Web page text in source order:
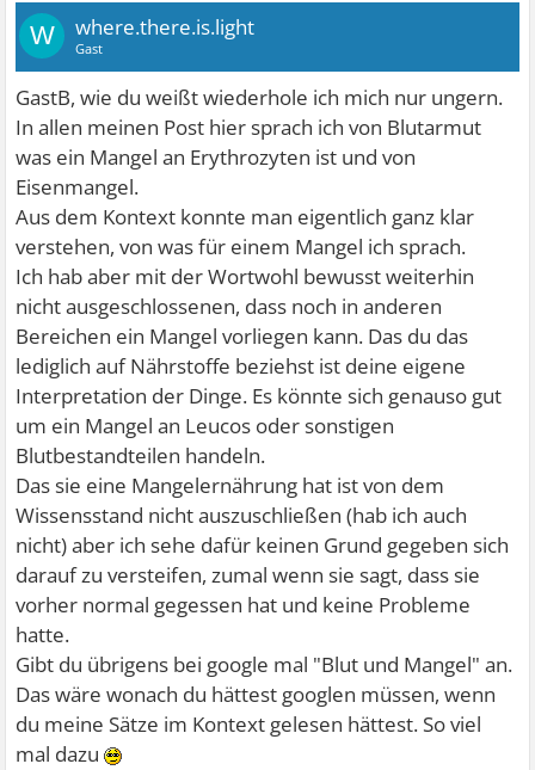
W where.there.is.light
Gast
GastB, wie du weißt wiederhole ich mich nur ungern.
In allen meinen Post hier sprach ich von Blutarmut
was ein Mangel an Erythrozyten ist und von
Eisenmangel.
Aus dem Kontext konnte man eigentlich ganz klar
verstehen, von was für einem Mangel ich sprach.
Ich hab aber mit der Wortwohl bewusst weiterhin
nicht ausgeschlossenen, dass noch in anderen
Bereichen ein Mangel vorliegen kann. Das du das
lediglich auf Nährstoffe beziehst ist deine eigene
Interpretation der Dinge. Es könnte sich genauso gut
um ein Mangel an Leucos oder sonstigen
Blutbestandteilen handeln.
Das sie eine Mangelernährung hat ist von dem
Wissensstand nicht auszuschließen (hab ich auch
nicht) aber ich sehe dafür keinen Grund gegeben sich
darauf zu versteifen, zumal wenn sie sagt, dass sie
vorher normal gegessen hat und keine Probleme
hatte.
Gibt du übrigens bei google mal "Blut und Mangel" an.
Das wäre wonach du hättest googlen müssen, wenn
du meine Sätze im Kontext gelesen hättest. So viel
mal dazu